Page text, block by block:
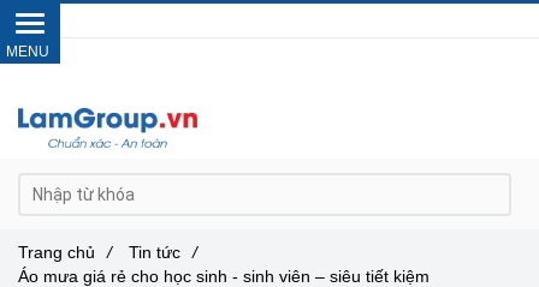
Trang chủ / Tin tức
/
Áo mưa giá rẻ cho học sinh - sinh viên – siêu tiết kiệm